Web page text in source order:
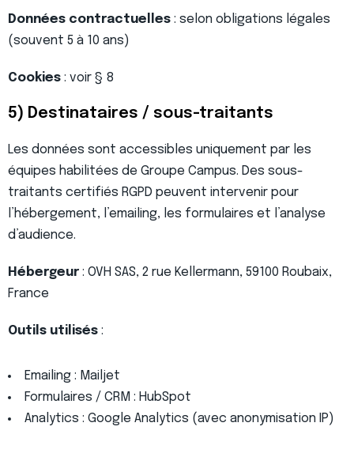
Données contractuelles : selon obligations légales
(souvent 5 à 10 ans)
Cookies : voir § 8
5) Destinataires / sous-traitants
Les données sont accessibles uniquement par les
équipes habilitées de Groupe Campus. Des sous-
traitants certifiés RGPD peuvent intervenir pour
l’hébergement, l’emailing, les formulaires et l’analyse
d’audience.
Hébergeur : OVH SAS, 2 rue Kellermann, 59100 Roubaix,
France
Outils utilisés :
Emailing : Mailjet
Formulaires / CRM : HubSpot
Analytics : Google Analytics (avec anonymisation IP)